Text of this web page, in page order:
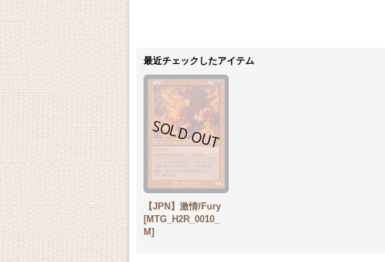
最近チェックしたアイテム
【JPN】激情/Fury
[MTG_H2R_0010_
M]